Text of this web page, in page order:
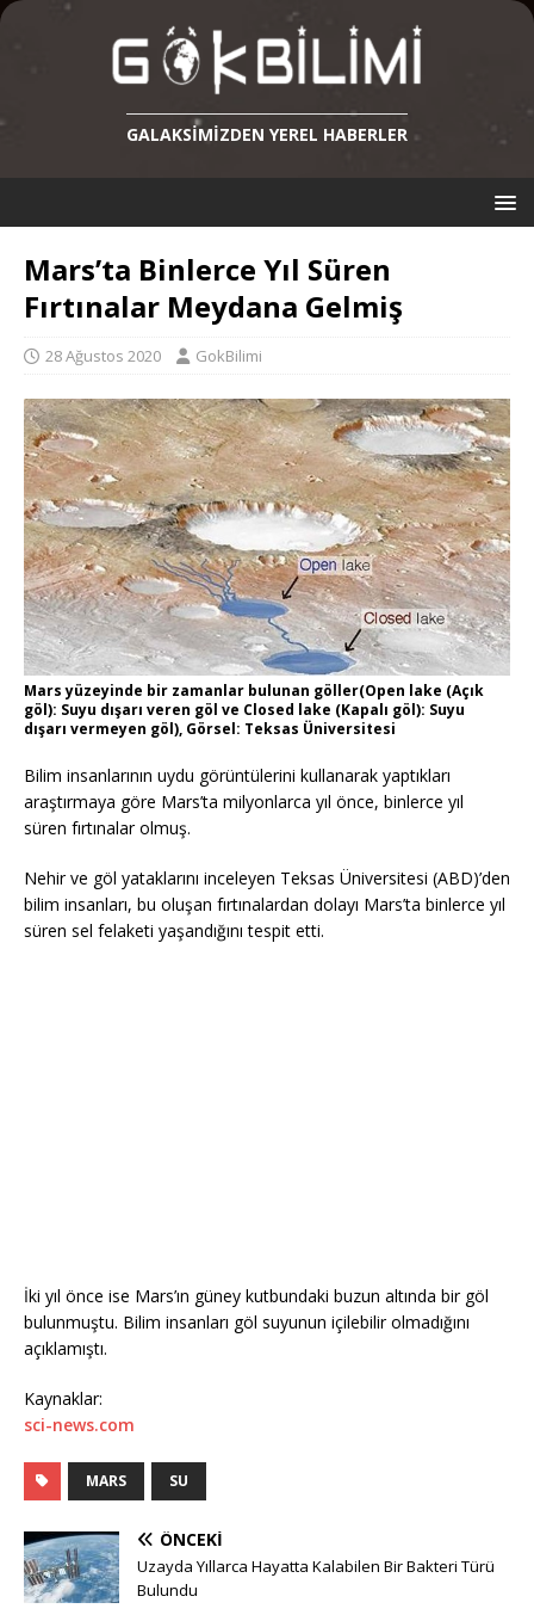
GALAKSIMIZDEN YEREL HABERLER
Mars’ta Binlerce Yıl Süren
Fırtınalar Meydana Gelmiş
28 Ağustos 2020 GokBilimi
Mars yüzeyinde bir zamanlar bulunan göller(Open lake (Açık
göl): Suyu dışarı veren göl ve Closed lake (Kapalı göl): Suyu
dışarı vermeyen göl), Görsel: Teksas Üniversitesi
Bilim insanlarının uydu görüntülerini kullanarak yaptıkları
araştırmaya göre Mars’ta milyonlarca yıl önce, binlerce yıl
süren fırtınalar olmuş.
Nehir ve göl yataklarını inceleyen Teksas Üniversitesi (ABD)’den
bilim insanları, bu oluşan fırtınalardan dolayı Mars’ta binlerce yıl
süren sel felaketi yaşandığını tespit etti.
İki yıl önce ise Mars’ın güney kutbundaki buzun altında bir göl
bulunmuştu. Bilim insanları göl suyunun içilebilir olmadığını
açıklamıştı.
Kaynaklar:
sci-news.com
MARS SU
ÖNCEKI
Uzayda Yıllarca Hayatta Kalabilen Bir Bakteri Türü
Bulundu